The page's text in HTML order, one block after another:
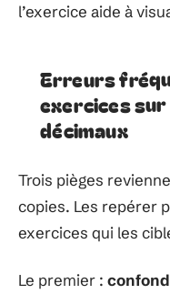
l’exercice aide à
Erreurs
exercices
décimaux
Trois pièges
copies. Les repérer
exercices qui les
Le premier :